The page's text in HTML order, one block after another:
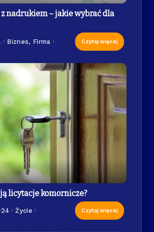
nadrukiem – jakie wybrać dla
Biznes, Firma Czytaj więcej
licytacje komornicze?
Życie Czytaj więcej